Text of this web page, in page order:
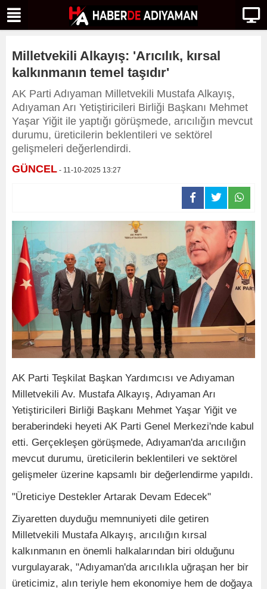
Milletvekili Alkayış: 'Arıcılık, kırsal
kalkınmanın temel taşıdır'
AK Parti Adıyaman Milletvekili Mustafa Alkayış,
Adıyaman Arı Yetiştiricileri Birliği Başkanı Mehmet
Yaşar Yiğit ile yaptığı görüşmede, arıcılığın mevcut
durumu, üreticilerin beklentileri ve sektörel
gelişmeleri değerlendirdi.
GÜNCEL - 11-10-2025 13:27
AK Parti Teşkilat Başkan Yardımcısı ve Adıyaman
Milletvekili Av. Mustafa Alkayış, Adıyaman Arı
Yetiştiricileri Birliği Başkanı Mehmet Yaşar Yiğit ve
beraberindeki heyeti AK Parti Genel Merkezi'nde kabul
etti. Gerçekleşen görüşmede, Adıyaman'da arıcılığın
mevcut durumu, üreticilerin beklentileri ve sektörel
gelişmeler üzerine kapsamlı bir değerlendirme yapıldı.
"Üreticiye Destekler Artarak Devam Edecek"
Ziyaretten duyduğu memnuniyeti dile getiren
Milletvekili Mustafa Alkayış, arıcılığın kırsal
kalkınmanın en önemli halkalarından biri olduğunu
vurgulayarak, "Adıyaman'da arıcılıkla uğraşan her bir
üreticimiz, alın teriyle hem ekonomiye hem de doğaya